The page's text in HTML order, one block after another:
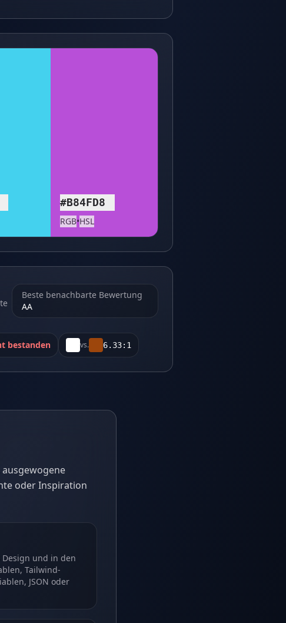
#B84FD8
RGB•HSL
Beste benachbarte Bewertung
AA
bestanden vs. 6.33:1
oder Inspiration
und in den
Tailwind-
JSON oder